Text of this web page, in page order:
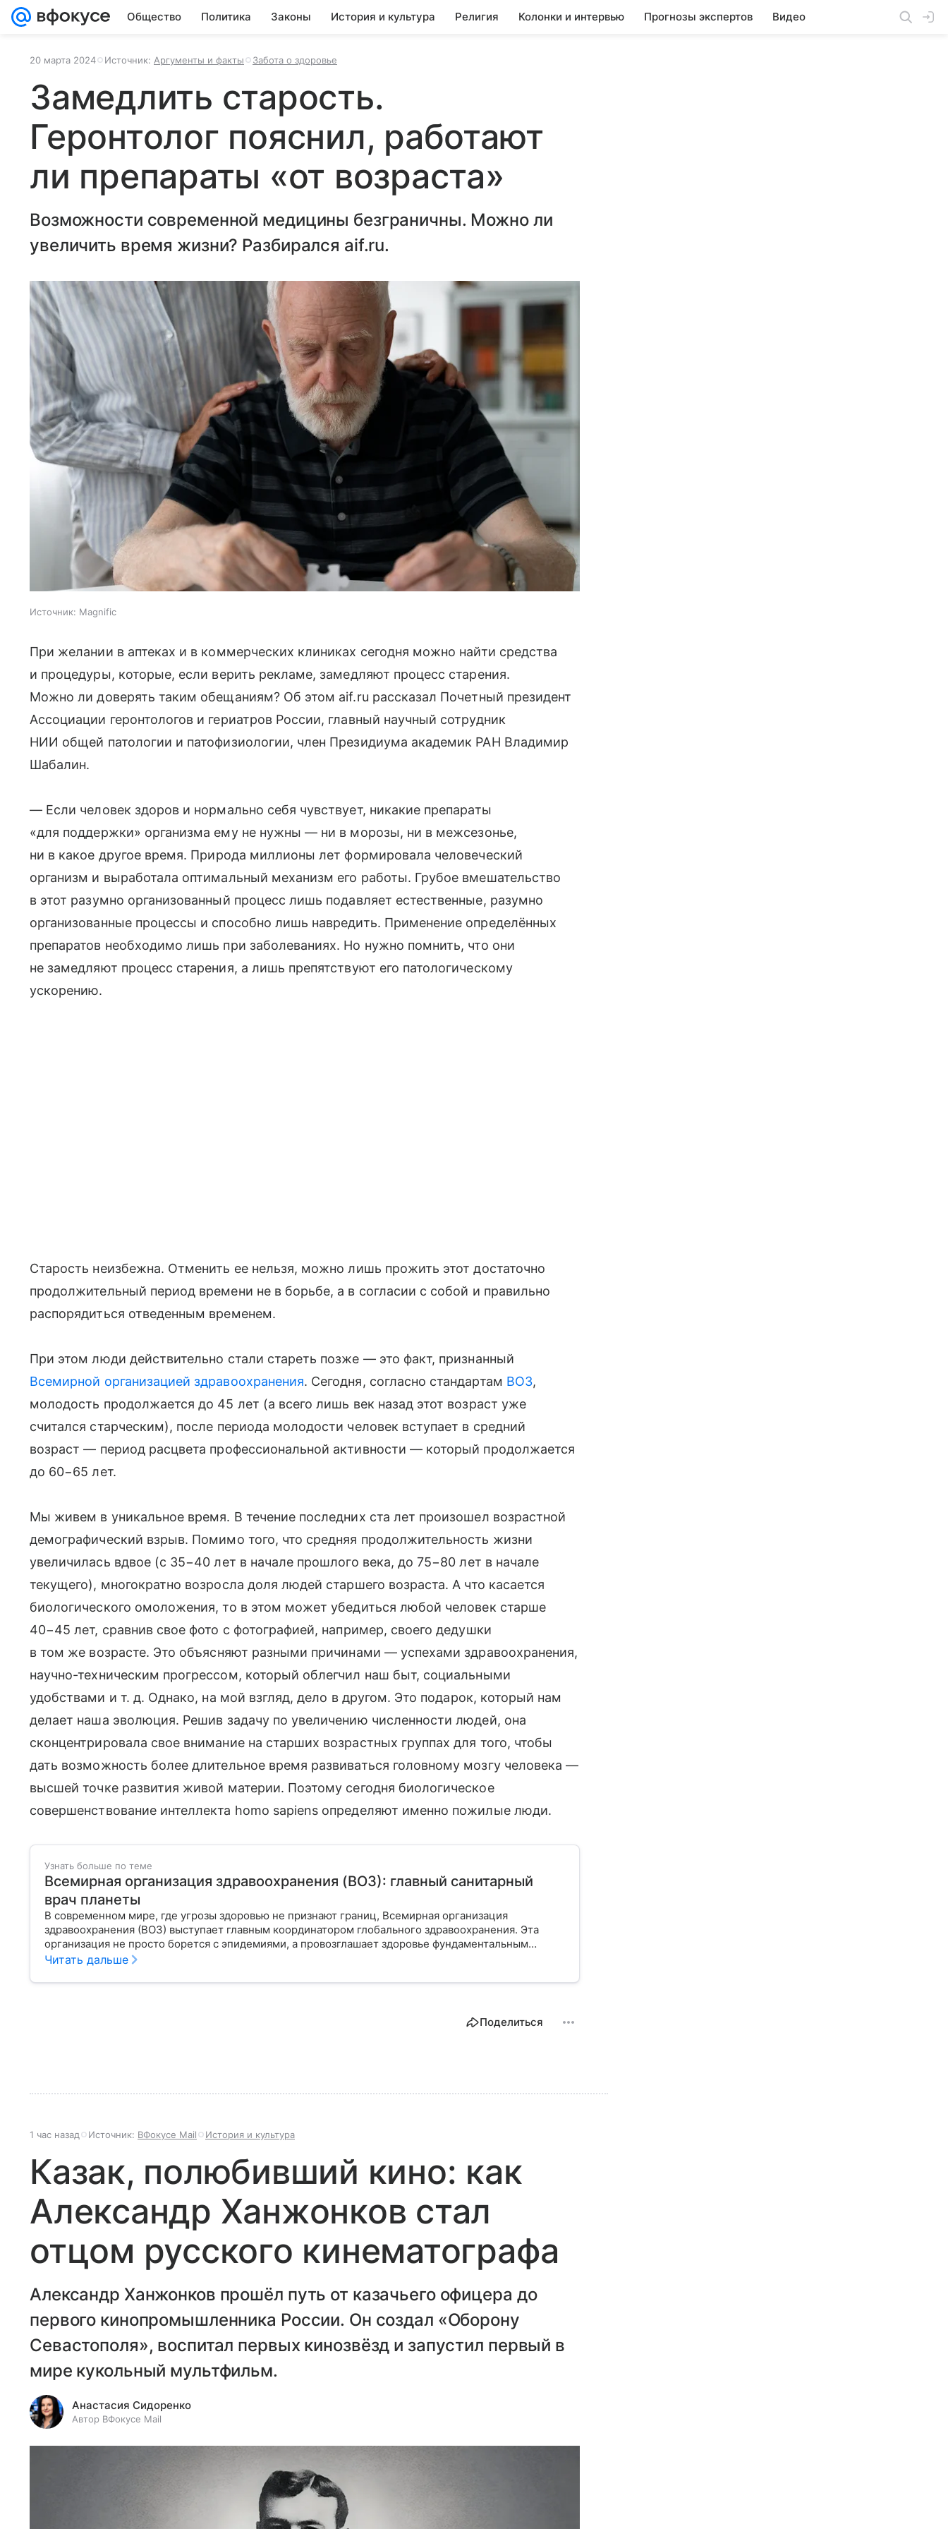
Общество Политика Законы История и культура Религия Колонки и интервью Прогнозы экспертов Видео
20 марта 2024 Источник: Аргументы и факты Забота о здоровье
Замедлить старость.
Геронтолог пояснил, работают
ли препараты «от возраста»
Возможности современной медицины безграничны. Можно ли
увеличить время жизни? Разбирался aif.ru.
Источник: Magnific
При желании в аптеках и в коммерческих клиниках сегодня можно найти средства
и процедуры, которые, если верить рекламе, замедляют процесс старения.
Можно ли доверять таким обещаниям? Об этом aif.ru рассказал Почетный президент
Ассоциации геронтологов и гериатров России, главный научный сотрудник
НИИ общей патологии и патофизиологии, член Президиума академик РАН Владимир
Шабалин.
— Если человек здоров и нормально себя чувствует, никакие препараты
«для поддержки» организма ему не нужны — ни в морозы, ни в межсезонье,
ни в какое другое время. Природа миллионы лет формировала человеческий
организм и выработала оптимальный механизм его работы. Грубое вмешательство
в этот разумно организованный процесс лишь подавляет естественные, разумно
организованные процессы и способно лишь навредить. Применение определённых
препаратов необходимо лишь при заболеваниях. Но нужно помнить, что они
не замедляют процесс старения, а лишь препятствуют его патологическому
ускорению.
Старость неизбежна. Отменить ее нельзя, можно лишь прожить этот достаточно
продолжительный период времени не в борьбе, а в согласии с собой и правильно
распорядиться отведенным временем.
При этом люди действительно стали стареть позже — это факт, признанный
Всемирной организацией здравоохранения. Сегодня, согласно стандартам ВОЗ,
молодость продолжается до 45 лет (а всего лишь век назад этот возраст уже
считался старческим), после периода молодости человек вступает в средний
возраст — период расцвета профессиональной активности — который продолжается
до 60−65 лет.
Мы живем в уникальное время. В течение последних ста лет произошел возрастной
демографический взрыв. Помимо того, что средняя продолжительность жизни
увеличилась вдвое (с 35−40 лет в начале прошлого века, до 75−80 лет в начале
текущего), многократно возросла доля людей старшего возраста. А что касается
биологического омоложения, то в этом может убедиться любой человек старше
40−45 лет, сравнив свое фото с фотографией, например, своего дедушки
в том же возрасте. Это объясняют разными причинами — успехами здравоохранения,
научно-техническим прогрессом, который облегчил наш быт, социальными
удобствами и т. д. Однако, на мой взгляд, дело в другом. Это подарок, который нам
делает наша эволюция. Решив задачу по увеличению численности людей, она
сконцентрировала свое внимание на старших возрастных группах для того, чтобы
дать возможность более длительное время развиваться головному мозгу человека —
высшей точке развития живой материи. Поэтому сегодня биологическое
совершенствование интеллекта homo sapiens определяют именно пожилые люди.
Узнать больше по теме
Всемирная организация здравоохранения (ВОЗ): главный санитарный
врач планеты
В современном мире, где угрозы здоровью не признают границ, Всемирная организация
здравоохранения (ВОЗ) выступает главным координатором глобального здравоохранения. Эта
организация не просто борется с эпидемиями, а провозглашает здоровье фундаментальным
правом человека, работая над его реализацией для миллиардов людей. Как устроен этот
часто критикуют — узнайте в нашей статье.
Читать дальше
Поделиться
1 час назад Источник: ВФокусе Mail История и культура
Казак, полюбивший кино: как
Александр Ханжонков стал
отцом русского кинематографа
Александр Ханжонков прошёл путь от казачьего офицера до
первого кинопромышленника России. Он создал «Оборону
Севастополя», воспитал первых кинозвёзд и запустил первый в
мире кукольный мультфильм.
Анастасия Сидоренко
Автор ВФокусе Mail